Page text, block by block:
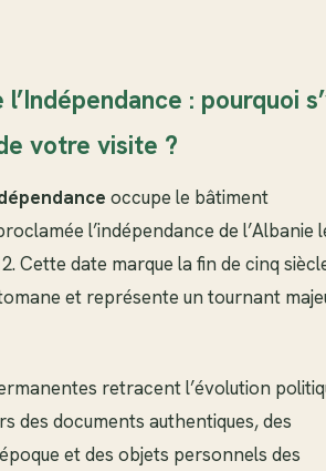
: pourquoi
votre visite ?
occupe le bâtiment
l’indépendance de l’Albanie
Cette date marque la fin de cinq
et représente un tournant
retracent l’évolution
des documents authentiques, des
et des objets personnels des